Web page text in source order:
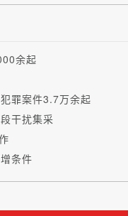
余起
罪案件3.7万余起
干扰集采
条件